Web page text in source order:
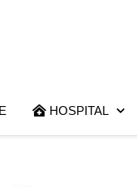
HOSPITAL